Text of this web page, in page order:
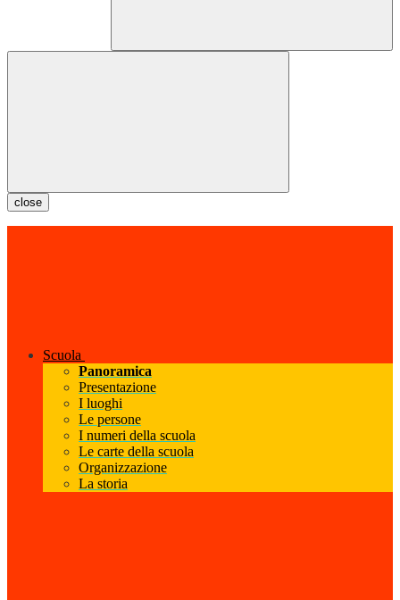
close
Scuola
Panoramica
Presentazione
I luoghi
Le persone
I numeri della scuola
Le carte della scuola
Organizzazione
La storia